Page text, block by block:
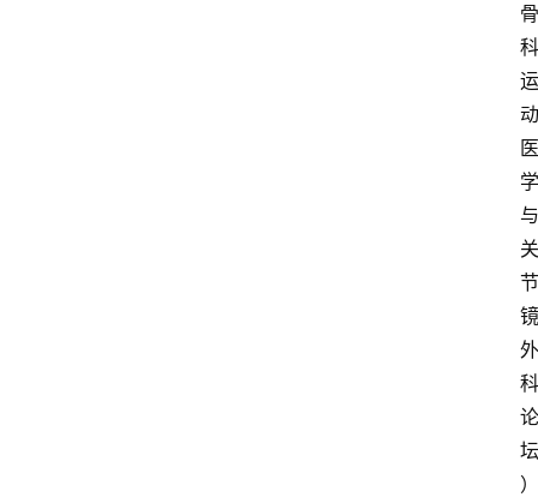
骨
科
运
动
医
学
与
关
节
镜
外
科
论
坛
）